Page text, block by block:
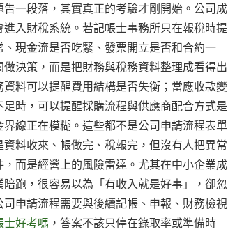
一段落，其實真正的考驗才剛開始。公司成
入財稅系統。若記帳士事務所只在報稅時提
現金流是否吃緊、發票開立是否和合約一
決策，而是把財務與稅務資料整理成看得出
料可以提醒費用結構是否失衡；當應收款變
時，可以提醒採購流程與供應商配合方式是
線正在模糊。這些都不是公司申請流程表單
料收來、帳做完、稅報完，但沒有人把異常
而是經營上的風險雷達。尤其在中小企業成
跑，很容易以為「有收入就是好事」，卻忽
申請流程需要與後續記帳、申報、財務檢視
士好考嗎 ，答案不該只停在錄取率或準備時